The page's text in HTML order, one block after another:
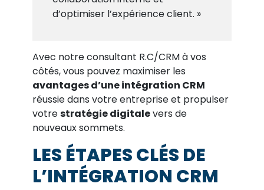
d’optimiser l’expérience client. »
Avec notre consultant R.C/CRM à vos
côtés, vous pouvez maximiser les
avantages d’une intégration CRM
réussie dans votre entreprise et propulser
votrestratégie digitalevers de
nouveaux sommets.
LES ÉTAPES CLÉS DE
L’INTÉGRATION CRM